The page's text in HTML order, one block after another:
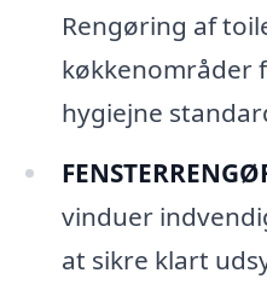
Rengøring af
køkkenområder
hygiejne
vinduer
at sikre klart